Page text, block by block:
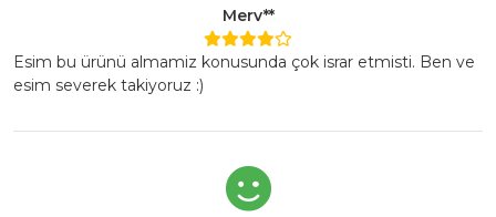
Merv**
Esim bu ürünü almamiz konusunda çok israr etmisti. Ben ve
esim severek takiyoruz :)